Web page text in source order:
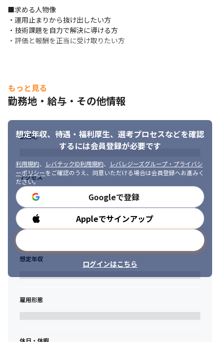
【技術スタック例】
・OS: Linux Windows Server
・仮想基盤: VMware Hyper V KVM
・NW: Cisco L2 L3、FW ACL、LB
■求める人物像
・運用止まりから抜け出したい方
・技術課題を自力で解決に導ける方
・評価と報酬を正当に受け取りたい方
もっと見る
勤務地・給与・その他情報
想定年収、待遇・福利厚生、 選考プロセスなどを確認
するには会員登録が必要です
利用規約、 レバテックID利用規約、
レバレジーズグループ・プライバシ
ーポリシーをご確認のうえ、同意いただける場合は会員登録へお進みく
ださい。
Googleで登録
Appleでサインアップ
ログインはこちら
勤務地
アクセス
勤務時間
想定年収
雇用形態
休日・休暇